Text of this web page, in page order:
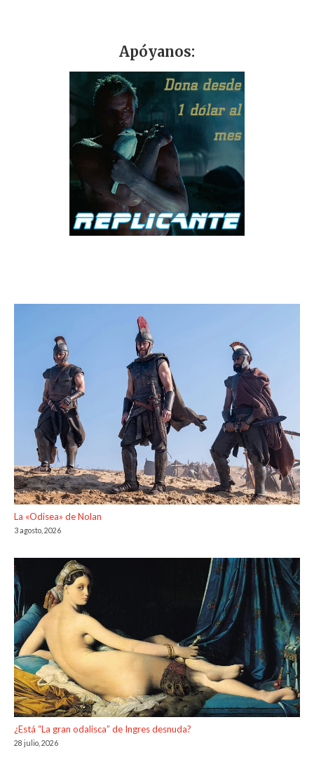
Apóyanos:
La «Odisea» de Nolan
3 agosto, 2026
¿Está “La gran odalisca” de Ingres desnuda?
28 julio, 2026